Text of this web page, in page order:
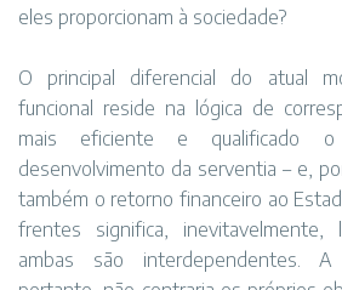
eles proporcionam à sociedade?
O principal diferencial do atual
funcional reside na lógica de
mais eficiente e qualificado
desenvolvimento da serventia – e,
também o retorno financeiro ao
frentes significa,
ambas são interdependentes. A